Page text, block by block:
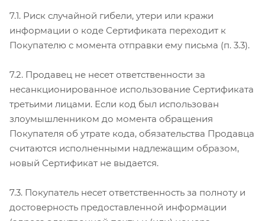
7.1. Риск случайной гибели, утери или кражи
информации о коде Сертификата переходит к
Покупателю с момента отправки ему письма (п. 3.3).
7.2. Продавец не несет ответственности за
несанкционированное использование Сертификата
третьими лицами. Если код был использован
злоумышленником до момента обращения
Покупателя об утрате кода, обязательства Продавца
считаются исполненными надлежащим образом,
новый Сертификат не выдается.
7.3. Покупатель несет ответственность за полноту и
достоверность предоставленной информации